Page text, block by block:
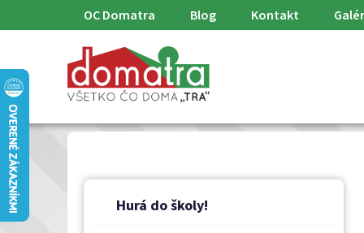
na
OC Domatra Blog Kontakt
B
Preskočiť
kategórie
K
Hurá do školy!